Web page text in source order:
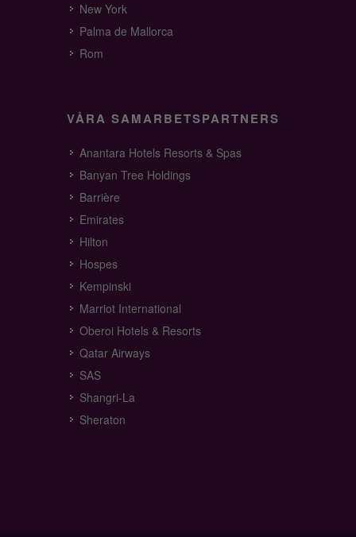
New York
Palma de Mallorca
Rom
VÅRA SAMARBETSPARTNERS
Anantara Hotels Resorts & Spas
Banyan Tree Holdings
Barrière
Emirates
Hilton
Hospes
Kempinski
Marriot International
Oberoi Hotels & Resorts
Qatar Airways
SAS
Shangri-La
Sheraton